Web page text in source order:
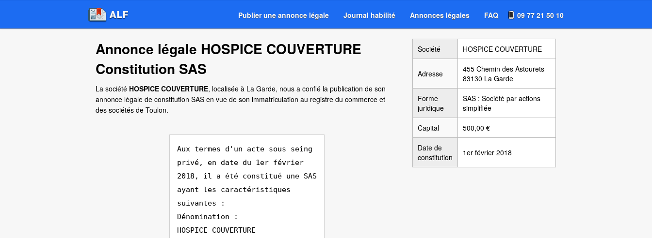
Publier une annonce légale Journal habilité Annonces légales FAQ 09 77 21 50 10
Annonce légale HOSPICE COUVERTURE
Constitution SAS
La société HOSPICE COUVERTURE, localisée à La Garde, nous a confié la publication de son
annonce légale de constitution SAS en vue de son immatriculation au registre du commerce et
des sociétés de Toulon.
Aux termes d'un acte sous seing
privé, en date du 1er février
2018, il a été constitué une SAS
ayant les caractéristiques
suivantes :
Dénomination :
HOSPICE COUVERTURE
Société HOSPICE COUVERTURE
Adresse
455 Chemin des Astourets
83130 La Garde
Forme
juridique
SAS : Société par actions
simplifiée
Capital 500,00 €
Date de
constitution
1er février 2018